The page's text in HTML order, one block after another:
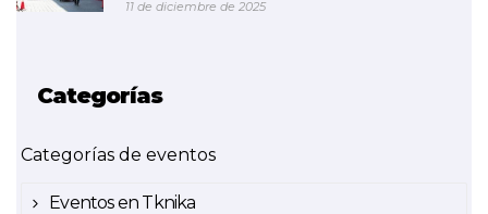
11 de diciembre de 2025
Categorías
Categorías de eventos
Eventos en Tknika